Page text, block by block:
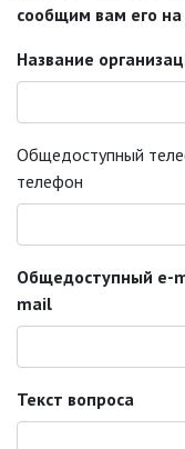
сообщим вам его
Название
Общедоступный
телефон
Общедоступный e-
mail
Текст вопроса